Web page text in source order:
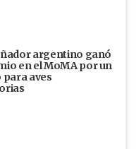
argentino ganó
en el MoMA por un
aves